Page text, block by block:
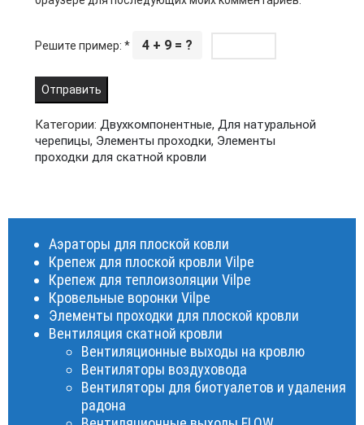
Решите пример: * 4 + 9 = ?
Категории: Двухкомпонентные, Для натуральной
черепицы, Элементы проходки, Элементы
проходки для скатной кровли
Аэраторы для плоской ковли
Крепеж для плоской кровли Vilpe
Крепеж для теплоизоляции Vilpe
Кровельные воронки Vilpe
Элементы проходки для плоской кровли
Вентиляция скатной кровли
Вентиляционные выходы на кровлю
Вентиляторы воздуховода
Вентиляторы для биотуалетов и удаления
радона